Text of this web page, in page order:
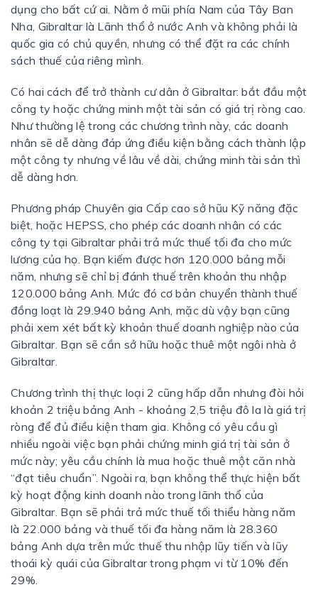
dụng cho bất cứ ai. Nằm ở mũi phía Nam của Tây Ban
Nha, Gibraltar là Lãnh thổ ở nước Anh và không phải là
quốc gia có chủ quyền, nhưng có thể đặt ra các chính
sách thuế của riêng mình.
Có hai cách để trở thành cư dân ở Gibraltar: bắt đầu một
công ty hoặc chứng minh một tài sản có giá trị ròng cao.
Như thường lệ trong các chương trình này, các doanh
nhân sẽ dễ dàng đáp ứng điều kiện bằng cách thành lập
một công ty nhưng về lâu về dài, chứng minh tài sản thì
dễ dàng hơn.
Phương pháp Chuyên gia Cấp cao sở hũu Kỹ năng đặc
biệt, hoặc HEPSS, cho phép các doanh nhân có các
công ty tại Gibraltar phải trả mức thuế tối đa cho mức
lương của họ. Bạn kiếm được hơn 120.000 bảng mỗi
năm, nhưng sẽ chỉ bị đánh thuế trên khoản thu nhập
120.000 bảng Anh. Mức đó cơ bản chuyển thành thuế
đồng loạt là 29.940 bảng Anh, mặc dù vậy bạn cũng
phải xem xét bất kỳ khoản thuế doanh nghiệp nào của
Gibraltar. Bạn sẽ cần sở hữu hoặc thuê một ngôi nhà ở
Gibraltar.
Chương trình thị thực loại 2 cũng hấp dẫn nhưng đòi hỏi
khoản 2 triệu bảng Anh - khoảng 2,5 triệu đô la là giá trị
ròng để đủ điều kiện tham gia. Không có yêu cầu gì
nhiều ngoài việc bạn phải chứng minh giá trị tài sản ở
mức này; yêu cầu chính là mua hoặc thuê một căn nhà
“đạt tiêu chuẩn”. Ngoài ra, bạn không thể thực hiện bất
kỳ hoạt động kinh doanh nào trong lãnh thổ của
Gibraltar. Bạn sẽ phải trả mức thuế tối thiểu hàng năm
là 22.000 bảng và thuế tối đa hàng năm là 28.360
bảng Anh dựa trên mức thuế thu nhập lũy tiến và lũy
thoái kỳ quái của Gibraltar trong phạm vi từ 10% đến
29%.